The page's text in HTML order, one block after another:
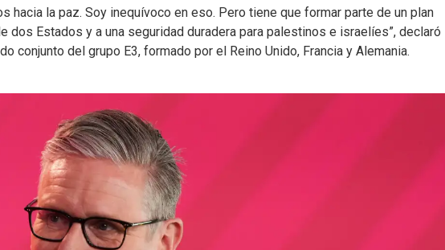
hacia la paz. Soy inequívoco en eso. Pero tiene que formar parte de un plan
dos Estados y a una seguridad duradera para palestinos e israelíes”, declaró
conjunto del grupo E3, formado por el Reino Unido, Francia y Alemania.